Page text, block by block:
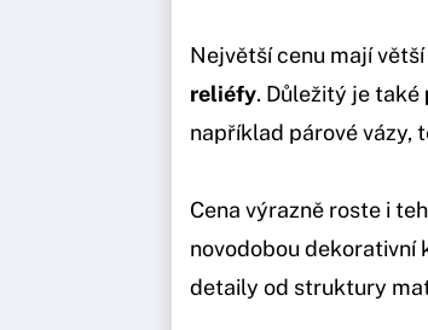
Největší cenu mají
reliéfy. Důležitý je také
například párové vázy,
Cena výrazně roste i
novodobou dekorativní
detaily od struktury